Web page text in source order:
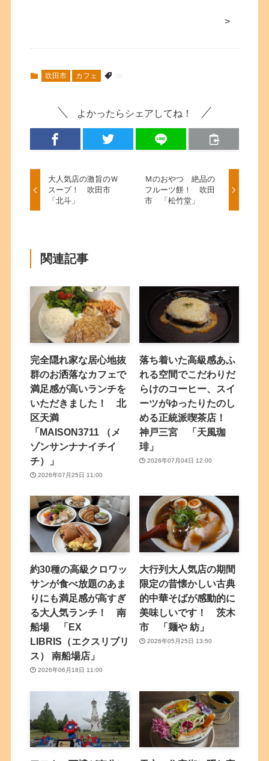
>
吹田市 カフェ
よかったらシェアしてね！
大人気店の激旨のＷ
スープ！ 吹田市
「北斗」
Ｍのおやつ 絶品の
フルーツ餅！ 吹田
市 「松竹堂」
関連記事
完全隠れ家な居心地抜
群のお洒落なカフェで
満足感が高いランチを
いただきました！ 北
区天満
「MAISON3711 （メ
ゾンサンナナイチイ
チ）」
2026年07月25日 11:00
落ち着いた高級感あふ
れる空間でこだわりだ
らけのコーヒー、スイ
ーツがゆったりたのし
める正統派喫茶店！
神戸三宮 「天風珈
琲」
2026年07月04日 12:00
約30種の高級クロワッ
サンが食べ放題のあま
りにも満足感が高すぎ
る大人気ランチ！ 南
船場 「EX
LIBRIS（エクスリブリ
ス） 南船場店」
2026年06月18日 11:00
大行列大人気店の期間
限定の昔懐かしい古典
的中華そばが感動的に
美味しいです！ 茨木
市 「麺や 紡」
2026年05月25日 13:50